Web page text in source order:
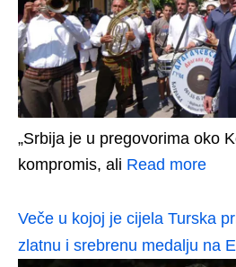
„Srbija je u pregovorima oko
kompromis, ali Read more
Veče u kojoj je cijela Turska
zlatnu i srebrenu medalju na